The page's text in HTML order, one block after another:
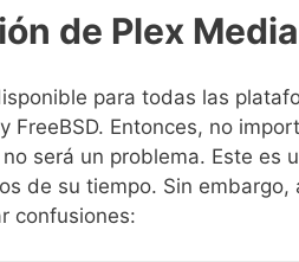
de Plex
para todas las
FreeBSD. Entonces, no
será un problema. Este es
de su tiempo. Sin
confusiones: